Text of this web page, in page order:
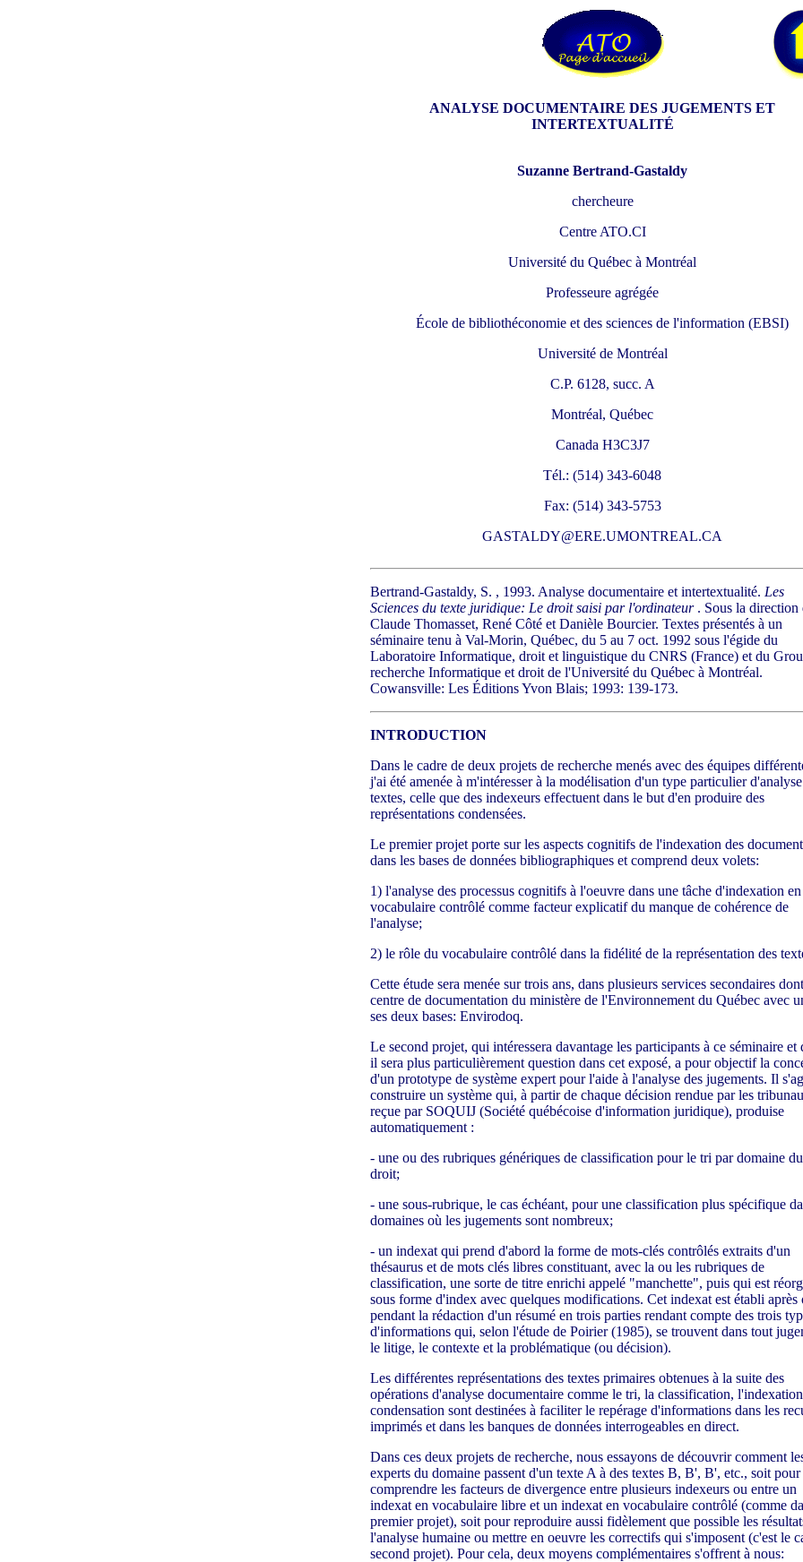
ANALYSE DOCUMENTAIRE DES JUGEMENTS ET
INTERTEXTUALITÉ
Suzanne Bertrand-Gastaldy
chercheure
Centre ATO.CI
Université du Québec à Montréal
Professeure agrégée
École de bibliothéconomie et des sciences de l'information (EBSI)
Université de Montréal
C.P. 6128, succ. A
Montréal, Québec
Canada H3C3J7
Tél.: (514) 343-6048
Fax: (514) 343-5753
GASTALDY@ERE.UMONTREAL.CA
Bertrand-Gastaldy, S. , 1993. Analyse documentaire et intertextualité. Les
Sciences du texte juridique: Le droit saisi par l'ordinateur. Sous la direction
Claude Thomasset, René Côté et Danièle Bourcier. Textes présentés à un
séminaire tenu à Val-Morin, Québec, du 5 au 7 oct. 1992 sous l'égide du
Laboratoire Informatique, droit et linguistique du CNRS (France) et du
recherche Informatique et droit de l'Université du Québec à Montréal.
Cowansville: Les Éditions Yvon Blais; 1993: 139-173.
INTRODUCTION
Dans le cadre de deux projets de recherche menés avec des équipes
j'ai été amenée à m'intéresser à la modélisation d'un type particulier
textes, celle que des indexeurs effectuent dans le but d'en produire des
représentations condensées.
Le premier projet porte sur les aspects cognitifs de l'indexation des
dans les bases de données bibliographiques et comprend deux volets:
1) l'analyse des processus cognitifs à l'oeuvre dans une tâche d'indexation en
vocabulaire contrôlé comme facteur explicatif du manque de cohérence de
l'analyse;
2) le rôle du vocabulaire contrôlé dans la fidélité de la représentation des
Cette étude sera menée sur trois ans, dans plusieurs services secondaires
centre de documentation du ministère de l'Environnement du Québec avec
ses deux bases: Envirodoq.
Le second projet, qui intéressera davantage les participants à ce séminaire et
il sera plus particulièrement question dans cet exposé, a pour objectif la
d'un prototype de système expert pour l'aide à l'analyse des jugements. Il
construire un système qui, à partir de chaque décision rendue par les
reçue par SOQUIJ (Société québécoise d'information juridique), produise
automatiquement :
- une ou des rubriques génériques de classification pour le tri par domaine du
droit;
- une sous-rubrique, le cas échéant, pour une classification plus spécifique
domaines où les jugements sont nombreux;
- un indexat qui prend d'abord la forme de mots-clés contrôlés extraits d'un
thésaurus et de mots clés libres constituant, avec la ou les rubriques de
classification, une sorte de titre enrichi appelé "manchette", puis qui est
sous forme d'index avec quelques modifications. Cet indexat est établi après
pendant la rédaction d'un résumé en trois parties rendant compte des trois
d'informations qui, selon l'étude de Poirier (1985), se trouvent dans tout
le litige, le contexte et la problématique (ou décision).
Les différentes représentations des textes primaires obtenues à la suite des
opérations d'analyse documentaire comme le tri, la classification,
condensation sont destinées à faciliter le repérage d'informations dans les
imprimés et dans les banques de données interrogeables en direct.
Dans ces deux projets de recherche, nous essayons de découvrir comment
experts du domaine passent d'un texte A à des textes B, B', B', etc., soit pour
comprendre les facteurs de divergence entre plusieurs indexeurs ou entre un
indexat en vocabulaire libre et un indexat en vocabulaire contrôlé (comme
premier projet), soit pour reproduire aussi fidèlement que possible les
l'analyse humaine ou mettre en oeuvre les correctifs qui s'imposent (c'est le
second projet). Pour cela, deux moyens complémentaires s'offrent à nous: